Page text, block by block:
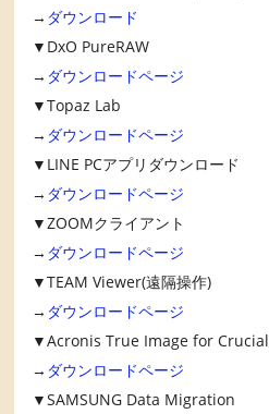
→ ダウンロード
▼DxO PureRAW
→ ダウンロードページ
▼Topaz Lab
→ ダウンロードページ
▼LINE PCアプリダウンロード
→ ダウンロードページ
▼ZOOMクライアント
→ ダウンロードページ
▼TEAM Viewer(遠隔操作)
→ ダウンロードページ
▼Acronis True Image for Crucial
→ ダウンロードページ
▼SAMSUNG Data Migration